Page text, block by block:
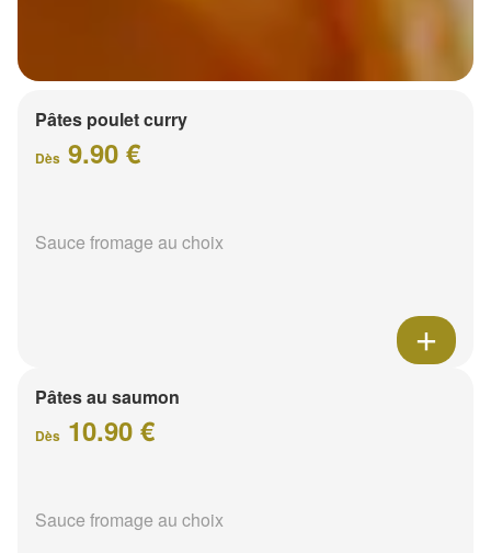
Pâtes poulet curry
Dès 9.90 €
Sauce fromage au choix
Pâtes au saumon
Dès 10.90 €
Sauce fromage au choix